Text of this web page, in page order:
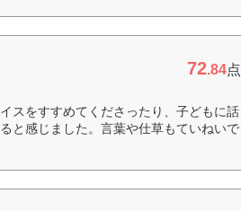
72.84点
スをすすめてくださったり、子どもに話
と感じました。言葉や仕草もていねいで